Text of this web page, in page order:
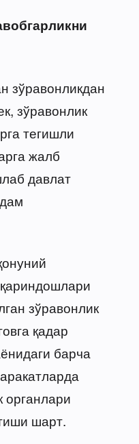
зўравонликдан
зўравонлик
тегишли
жалб
давлат
зўравонлик
қадар
барча
органлари
шарт.